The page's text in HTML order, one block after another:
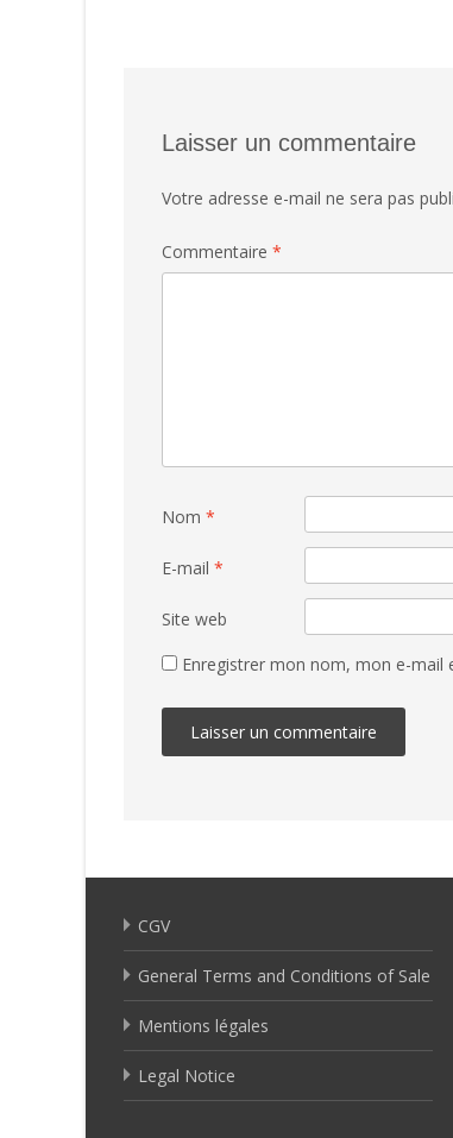
Laisser un commentaire
Votre adresse e-mail ne sera pas
Commentaire *
Nom *
E-mail *
Site web
Enregistrer mon nom, mon e-
CGV
General Terms and Conditions of Sale
Mentions légales
Legal Notice